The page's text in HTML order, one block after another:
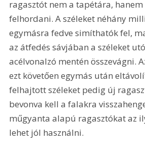
ragasztót nem a tapétára,
felhordani. A széleket néhány
egymásra fedve simíthatók fel,
az átfedés sávjában a széleket
acélvonalzó mentén összevágni.
ezt követően egymás után
felhajtott széleket pedig új
bevonva kell a falakra
műgyanta alapú ragasztókat az
lehet jól használni.